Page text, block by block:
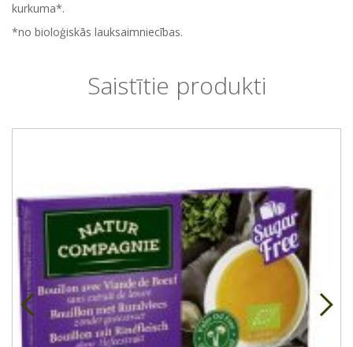
kurkuma*.
*no bioloģiskās lauksaimniecības.
Saistītie produkti